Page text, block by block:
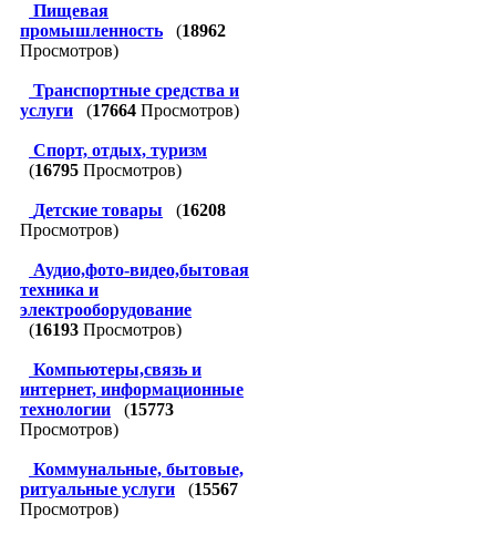
Пищевая
промышленность
(18962
Просмотров)
Транспортные средства и
услуги
(17664 Просмотров)
Спорт, отдых, туризм
(16795 Просмотров)
Детские товары (16208
Просмотров)
Аудио,фото-видео,бытовая
техника и
электрооборудование
(16193 Просмотров)
Компьютеры,связь и
интернет, информационные
технологии
(15773
Просмотров)
Коммунальные, бытовые,
ритуальные услуги
(15567
Просмотров)